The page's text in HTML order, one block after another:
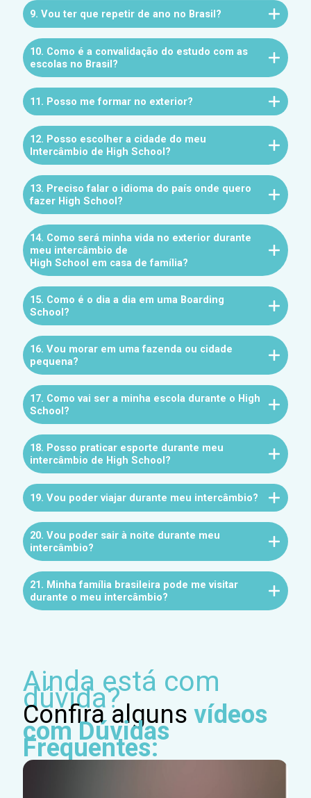
9. Vou ter que repetir de ano no Brasil?
10. Como é a convalidação do estudo com as
escolas no Brasil?
11. Posso me formar no exterior?
12. Posso escolher a cidade do meu
Intercâmbio de High School?
13. Preciso falar o idioma do país onde quero
fazer High School?
14. Como será minha vida no exterior durante
meu intercâmbio de
High School em casa de família?
15. Como é o dia a dia em uma Boarding
School?
16. Vou morar em uma fazenda ou cidade
pequena?
17. Como vai ser a minha escola durante o High
School?
18. Posso praticar esporte durante meu
intercâmbio de High School?
19. Vou poder viajar durante meu intercâmbio?
20. Vou poder sair à noite durante meu
intercâmbio?
21. Minha família brasileira pode me visitar
durante o meu intercâmbio?
Ainda está com
dúvida?
Confira alguns vídeos
com Dúvidas
Frequentes: